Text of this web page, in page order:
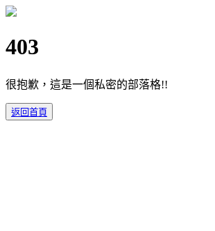
403
很抱歉，這是一個私密的部落格!!
返回首頁